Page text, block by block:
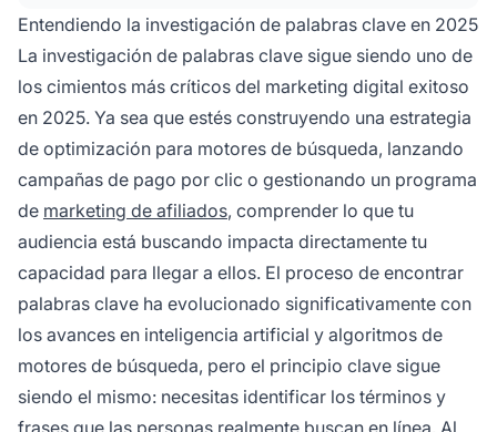
palabras clave para ayudarte a identificar
términos valiosos para tus estrategias de SEO
y PPC.
Entendiendo la investigación de palabras clave en 2025
La investigación de palabras clave sigue siendo uno de
los cimientos más críticos del marketing digital exitoso
en 2025. Ya sea que estés construyendo una estrategia
de optimización para motores de búsqueda, lanzando
campañas de pago por clic o gestionando un programa
de marketing de afiliados, comprender lo que tu
audiencia está buscando impacta directamente tu
capacidad para llegar a ellos. El proceso de encontrar
palabras clave ha evolucionado significativamente con
los avances en inteligencia artificial y algoritmos de
motores de búsqueda, pero el principio clave sigue
siendo el mismo: necesitas identificar los términos y
frases que las personas realmente buscan en línea. Al